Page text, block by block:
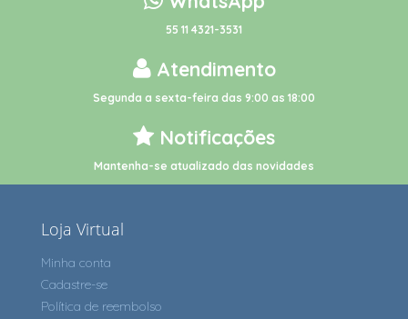
55 11 4321-3531
Atendimento
Segunda a sexta-feira das 9:00 as 18:00
Notificações
Mantenha-se atualizado das novidades
Loja Virtual
Minha conta
Cadastre-se
Política de reembolso